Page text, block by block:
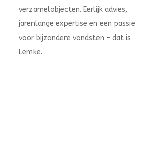
verzamelobjecten. Eerlijk advies,
jarenlange expertise en een passie
voor bijzondere vondsten – dat is
Lemke.